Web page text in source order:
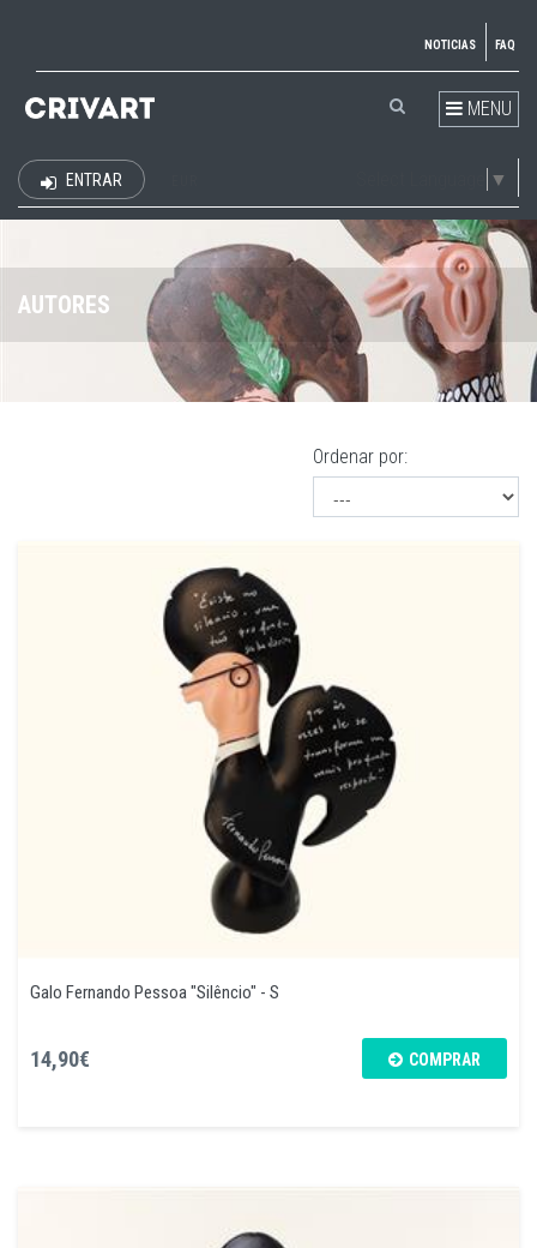
NOTICIAS FAQ
MENU
▼
ENTRAR
AUTORES
Ordenar por:
Galo Fernando Pessoa "Silêncio" - S
14,90€ COMPRAR